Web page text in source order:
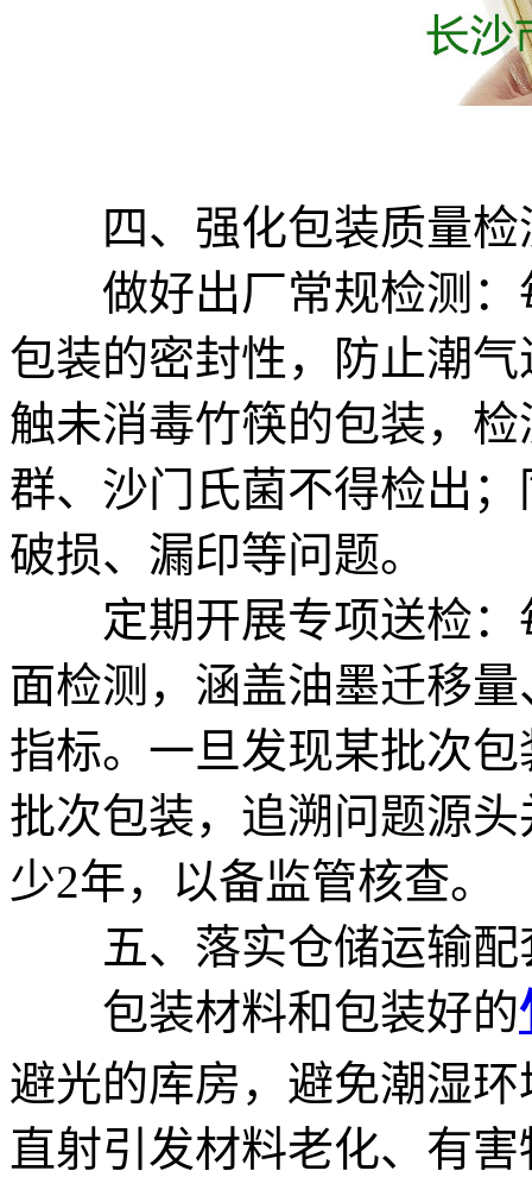
四、强化包装质量检
做好出厂常规检测：
包装的密封性，防止潮
触未消毒竹筷的包装，
群、沙门氏菌不得检出
破损、漏印等问题。
定期开展专项送检：
面检测，涵盖油墨迁移
指标。一旦发现某批次
批次包装，追溯问题源
少2年，以备监管核查。
五、落实仓储运输配
包装材料和包装好的
避光的库房，避免潮湿
直射引发材料老化、有